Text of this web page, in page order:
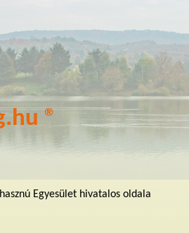
®
Egyesület hivatalos oldala